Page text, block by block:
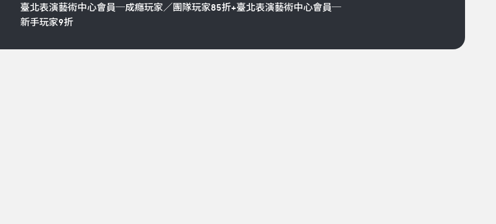
臺北表演藝術中心會員─成癮玩家／團隊玩家85折+臺北表演藝術中心會員─
新手玩家9折